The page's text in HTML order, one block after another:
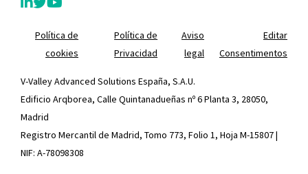
V-Valley Advanced Solutions España, S.A.U.
Edificio Arqborea, Calle Quintanadueñas nº 6 Planta 3, 28050,
Madrid
Registro Mercantil de Madrid, Tomo 773, Folio 1, Hoja M-15807 |
NIF: A-78098308
Política de
cookies
Política de
Privacidad
Aviso
legal
Editar
Consentimentos